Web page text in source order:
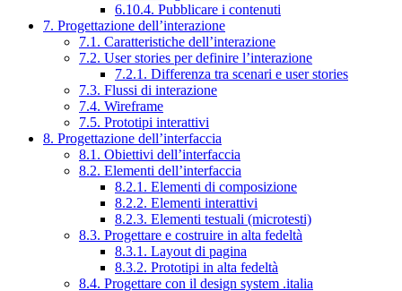
6.10.4. Pubblicare i contenuti
7. Progettazione dell’interazione
7.1. Caratteristiche dell’interazione
7.2. User stories per definire l’interazione
7.2.1. Differenza tra scenari e user stories
7.3. Flussi di interazione
7.4. Wireframe
7.5. Prototipi interattivi
8. Progettazione dell’interfaccia
8.1. Obiettivi dell’interfaccia
8.2. Elementi dell’interfaccia
8.2.1. Elementi di composizione
8.2.2. Elementi interattivi
8.2.3. Elementi testuali (microtesti)
8.3. Progettare e costruire in alta fedeltà
8.3.1. Layout di pagina
8.3.2. Prototipi in alta fedeltà
8.4. Progettare con il design system .italia